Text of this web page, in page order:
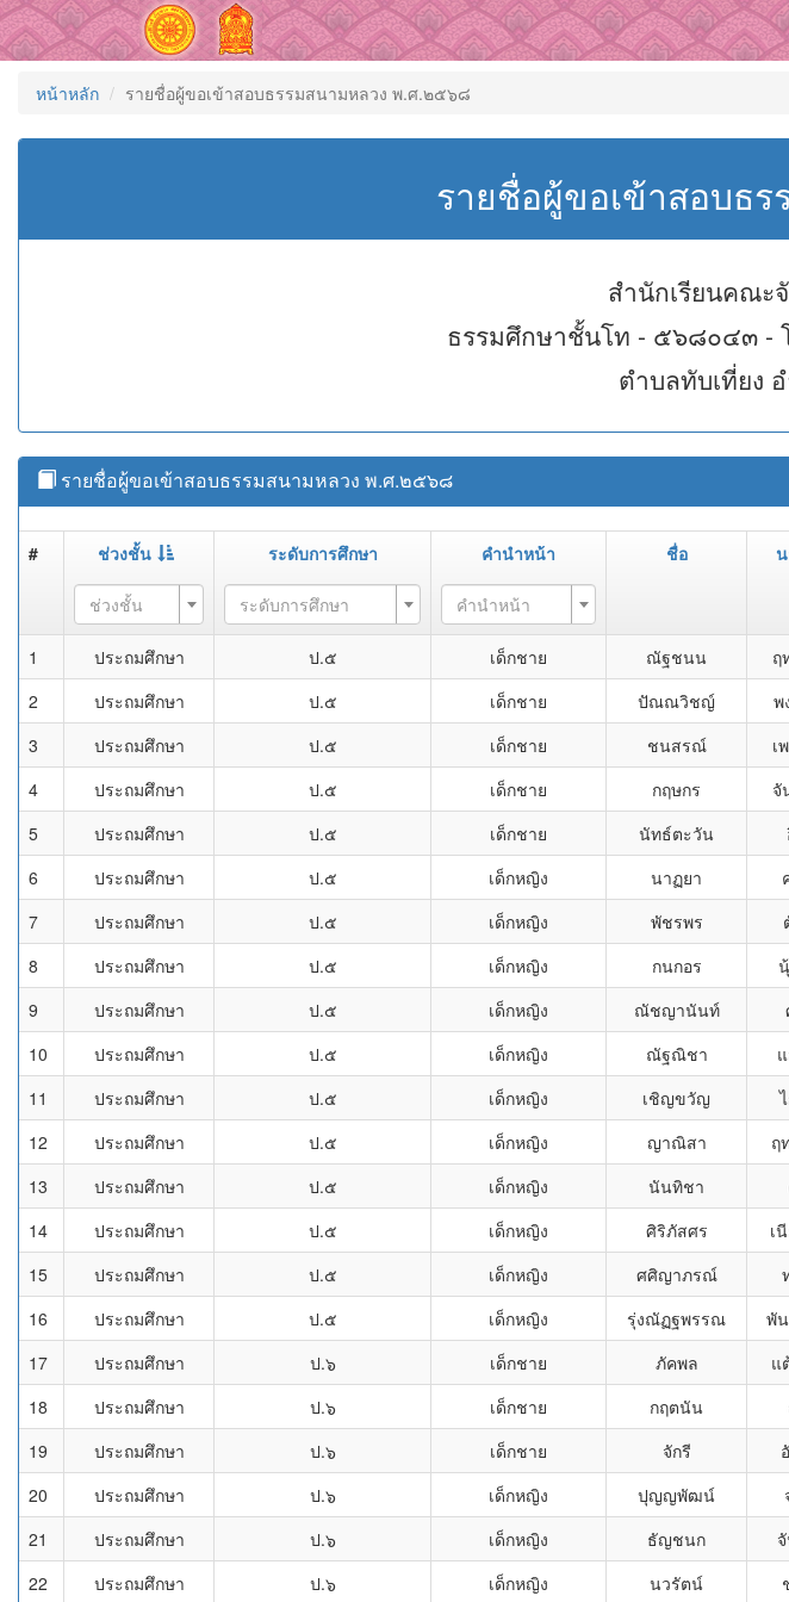
หน้าหลัก รายชื่อผู้ขอเข้าสอบธรรมสนามหลวง พ.ศ.๒๕๖๘
รายชื่อผู้ขอเข้าสอบธ
สำนักเรียนคณะ
ธรรมศึกษาชั้นโท - ๕๖๘๐๔๓ -
ตำบลทับเที่ยง
รายชื่อผู้ขอเข้าสอบธรรมสนามหลวง พ.ศ.๒๕๖๘
# ช่วงชั้น ระดับการศึกษา คำนำหน้า ชื่อ
ช่วงชั้น ระดับการศึกษา คำนำหน้า
1 ประถมศึกษา ป.๕ เด็กชาย ณัฐชนน ฤ
2
ประถมศึกษา ป.๕ เด็กชาย ปัณณวิชญ์ พ
3
ประถมศึกษา ป.๕ เด็กชาย ชนสรณ์ เ
4
ประถมศึกษา ป.๕ เด็กชาย กฤษกร จั
5
ประถมศึกษา ป.๕ เด็กชาย นัทธ์ตะวัน
6
ประถมศึกษา ป.๕ เด็กหญิง นาฏยา
7
ประถมศึกษา ป.๕ เด็กหญิง พัชรพร
8
ประถมศึกษา ป.๕ เด็กหญิง กนกอร
9
ประถมศึกษา ป.๕ เด็กหญิง ณัชญานันท์
10
ประถมศึกษา ป.๕ เด็กหญิง ณัฐณิชา
11
ประถมศึกษา ป.๕ เด็กหญิง เชิญขวัญ
12
ประถมศึกษา ป.๕ เด็กหญิง ญาณิสา ฤ
13
ประถมศึกษา ป.๕ เด็กหญิง นันทิชา
14
ประถมศึกษา ป.๕ เด็กหญิง ศิริภัสศร เ
15
ประถมศึกษา ป.๕ เด็กหญิง ศศิญาภรณ์
16
ประถมศึกษา ป.๕ เด็กหญิง รุ่งณัฏฐพรรณ พั
17
ประถมศึกษา ป.๖ เด็กชาย ภัคพล แ
18
ประถมศึกษา ป.๖ เด็กชาย กฤตนัน
19
ประถมศึกษา ป.๖ เด็กชาย จักรี
20
ประถมศึกษา ป.๖ เด็กหญิง ปุญญพัฒน์
21
ประถมศึกษา ป.๖ เด็กหญิง ธัญชนก
22
ประถมศึกษา ป.๖ เด็กหญิง นวรัตน์